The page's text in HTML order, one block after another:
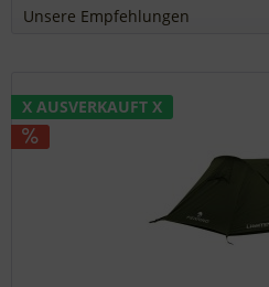
X AUSVERKAUFT X